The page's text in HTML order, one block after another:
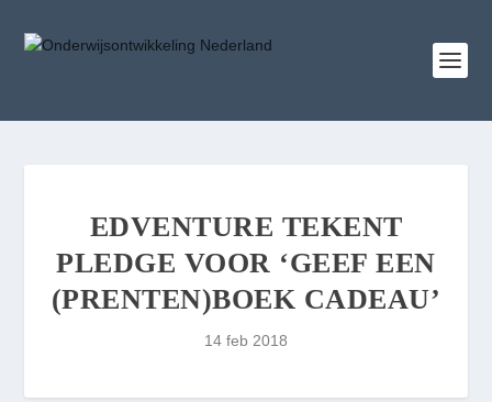
EDVENTURE TEKENT
PLEDGE VOOR ‘GEEF EEN
(PRENTEN)BOEK CADEAU’
14 feb 2018